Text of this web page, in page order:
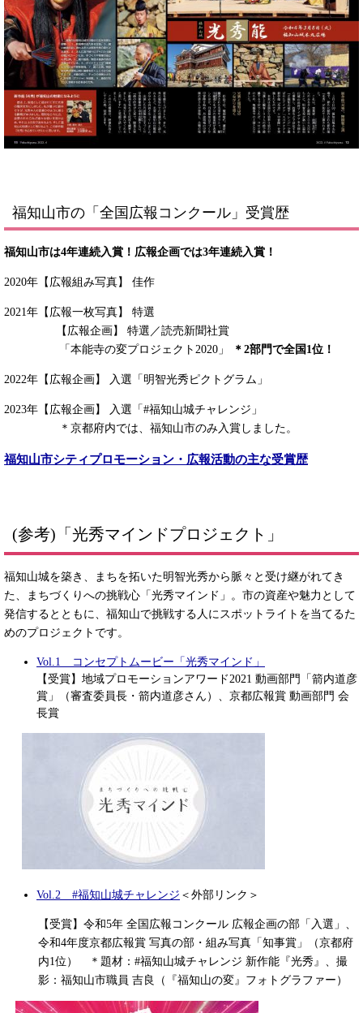
福知山市の「全国広報コンクール」受賞歴
福知山市は4年連続入賞！広報企画では3年連続入賞！
​2020年【広報組み写真】 佳作
2021年【広報一枚写真】 特選
【広報企画】 特選／読売新聞社賞
「本能寺の変プロジェクト2020」
＊2部門で全国1位！
2022年【広報企画】 入選「明智光秀ピクトグラム」
2023年【広報企画】 入選「#福知山城チャレンジ」
＊京都府内では、福知山市のみ入賞しました。
福知山市シティプロモーション・広報活動の主な受賞歴
(参考)「光秀マインドプロジェクト」
福知山城を築き、まちを拓いた明智光秀から脈々と受け継がれてき
た、まちづくりへの挑戦心「光秀マインド」。市の資産や魅力として
発信するとともに、福知山で挑戦する人にスポットライトを当てるた
めのプロジェクトです。
Vol.1 コンセプトムービー「光秀マインド」
【受賞】地域プロモーションアワード2021 動画部門「箭内道彦
賞」（審査委員長・箭内道彦さん）、京都広報賞 動画部門 会
長賞
Vol.2 #福知山城チャレンジ ＜外部リンク＞
【受賞】令和5年 全国広報コンクール 広報企画の部「入選」、
令和4年度京都広報賞 写真の部・組み写真「知事賞」（京都府
内1位） ＊題材：#福知山城チャレンジ 新作能『光秀』、撮
影：福知山市職員 吉良（『福知山の変』フォトグラファー）